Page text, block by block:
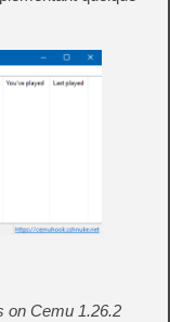
on Cemu 1.26.2